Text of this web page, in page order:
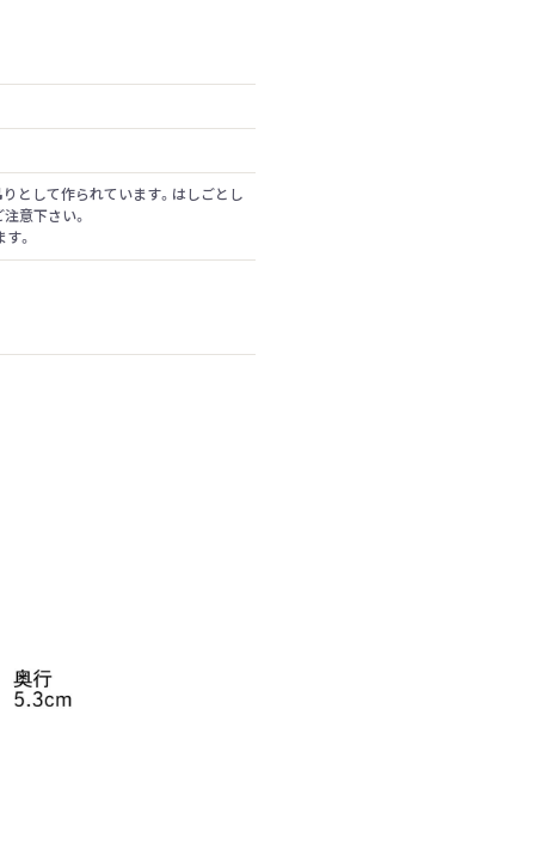
として作られています。はしごとし
意下さい。
。